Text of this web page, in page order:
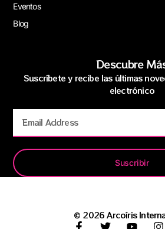
Eventos
Blog
Descubre
Suscríbete y recibe las últimas
electrónico
Suscribir
© 2026 Arcoíris